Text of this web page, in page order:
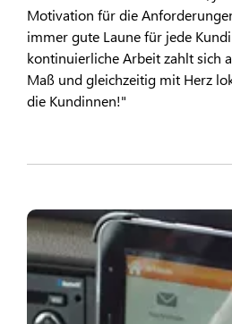
Motivation für die
immer gute Laune für jede
kontinuierliche Arbeit zahlt sich
Maß und gleichzeitig mit Herz
die Kundinnen!"